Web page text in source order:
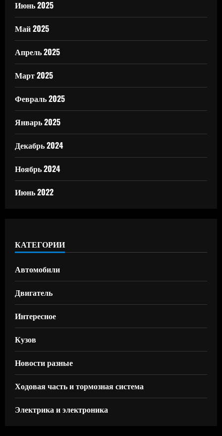
Июнь 2025
Май 2025
Апрель 2025
Март 2025
Февраль 2025
Январь 2025
Декабрь 2024
Ноябрь 2024
Июнь 2022
КАТЕГОРИИ
Автомобили
Двигатель
Интересное
Кузов
Новости разные
Ходовая часть и тормозная система
Электрика и электроника